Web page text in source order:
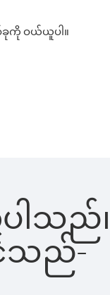
ခုကို ဝယ်ယူပါ။
ပါသည်
င်သည်-